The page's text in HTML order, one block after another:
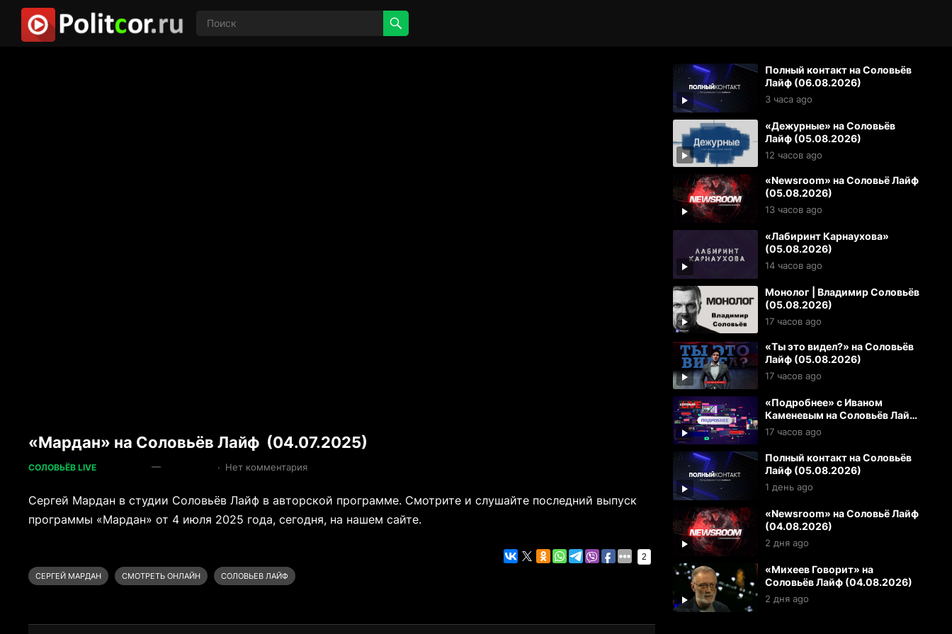
«Мардан» на Соловьёв Лайф (04.07.2025)
СОЛОВЬЁВ LIVE — · Нет комментария
Сергей Мардан в студии Соловьёв Лайф в авторской программе. Смотрите и слушайте последний выпуск
программы «Мардан» от 4 июля 2025 года, сегодня, на нашем сайте.
2
СЕРГЕЙ МАРДАН
СМОТРЕТЬ ОНЛАЙН СОЛОВЬЕВ ЛАЙФ
Полный контакт на Соловьёв
Лайф (06.08.2026)
3 часа ago
«Дежурные» на Соловьёв
Лайф (05.08.2026)
12 часов ago
«Newsroom» на Соловьё Лайф
(05.08.2026)
13 часов ago
«Лабиринт Карнаухова»
(05.08.2026)
14 часов ago
Монолог | Владимир Соловьёв
(05.08.2026)
17 часов ago
«Ты это видел?» на Соловьёв
Лайф (05.08.2026)
17 часов ago
«Подробнее» с Иваном
Каменевым на Соловьёв Лайф
(05.08.2026)
17 часов ago
Полный контакт на Соловьёв
Лайф (05.08.2026)
1 день ago
«Newsroom» на Соловьё Лайф
(04.08.2026)
2 дня ago
«Михеев Говорит» на
Соловьёв Лайф (04.08.2026)
2 дня ago